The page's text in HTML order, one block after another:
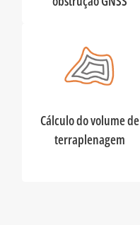
Cálculo do volume de
terraplenagem